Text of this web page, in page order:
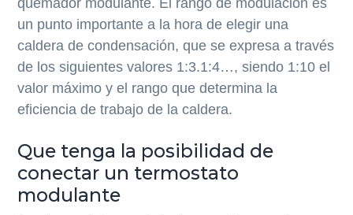
quemador modulante. El rango de modulación es
un punto importante a la hora de elegir una
caldera de condensación, que se expresa a través
de los siguientes valores 1:3.1:4…, siendo 1:10 el
valor máximo y el rango que determina la
eficiencia de trabajo de la caldera.
Que tenga la posibilidad de
conectar un termostato
modulante